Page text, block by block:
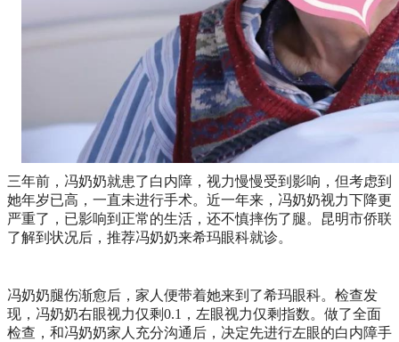
三年前，冯奶奶就患了白内障，视力慢慢受到影响，但考虑到
她年岁已高，一直未进行手术。近一年来，冯奶奶视力下降更
严重了，已影响到正常的生活，还不慎摔伤了腿。昆明市侨联
了解到状况后，推荐冯奶奶来希玛眼科就诊。
冯奶奶腿伤渐愈后，家人便带着她来到了希玛眼科。检查发
现，冯奶奶右眼视力仅剩0.1，左眼视力仅剩指数。做了全面
检查，和冯奶奶家人充分沟通后，决定先进行左眼的白内障手